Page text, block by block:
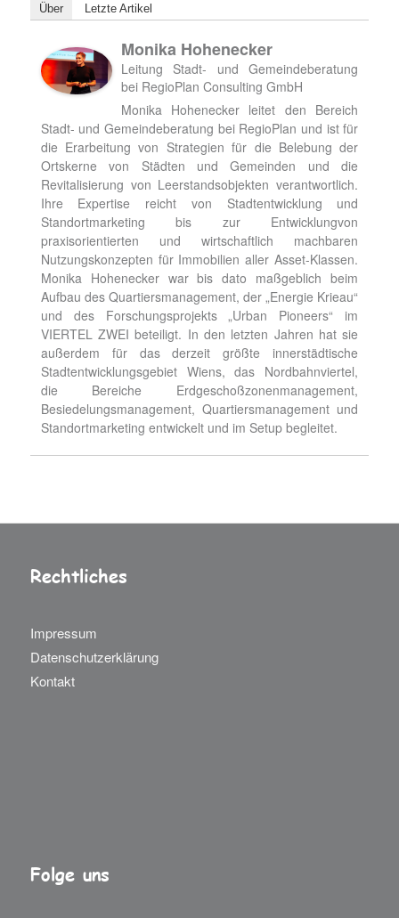
Über Letzte Artikel
Monika Hohenecker
Leitung Stadt- und Gemeindeberatung
bei RegioPlan Consulting GmbH
Monika Hohenecker leitet den Bereich
Stadt- und Gemeindeberatung bei RegioPlan und ist für
die Erarbeitung von Strategien für die Belebung der
Ortskerne von Städten und Gemeinden und die
Revitalisierung von Leerstandsobjekten verantwortlich.
Ihre Expertise reicht von Stadtentwicklung und
Standortmarketing bis zur Entwicklungvon
praxisorientierten und wirtschaftlich machbaren
Nutzungskonzepten für Immobilien aller Asset-Klassen.
Monika Hohenecker war bis dato maßgeblich beim
Aufbau des Quartiersmanagement, der „Energie Krieau“
und des Forschungsprojekts „Urban Pioneers“ im
VIERTEL ZWEI beteiligt. In den letzten Jahren hat sie
außerdem für das derzeit größte innerstädtische
Stadtentwicklungsgebiet Wiens, das Nordbahnviertel,
die Bereiche Erdgeschoßzonenmanagement,
Besiedelungsmanagement, Quartiersmanagement und
Standortmarketing entwickelt und im Setup begleitet.
Rechtliches
Impressum
Datenschutzerklärung
Kontakt
Folge uns